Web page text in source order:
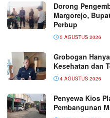
Dorong
Margorejo,
Perbup
5 AGUSTUS 2026
Grobogan
Kesehatan dan
4 AGUSTUS 2026
Penyewa Kios
Pembangunan